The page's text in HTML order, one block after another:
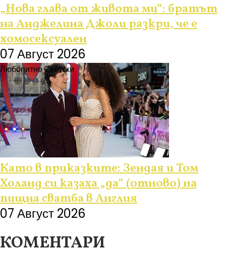
„Нова глава от живота ми“: братът
на Анджелина Джоли разкри, че е
хомосексуален
07 Август 2026
ЛюбопитноСветски
Като в приказките: Зендая и Том
Холанд си казаха „да“ (отново) на
пищна сватба в Англия
07 Август 2026
КОМЕНТАРИ